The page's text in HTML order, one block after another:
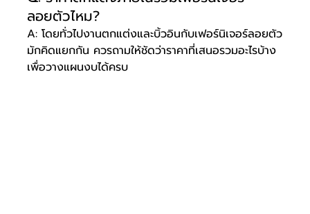
ลอยตัวไหม?
A: โดยทั่วไปงานตกแต่งและบิ้วอินกับเฟอร์นิเจอร์ลอยตัว
มักคิดแยกกัน ควรถามให้ชัดว่าราคาที่เสนอรวมอะไรบ้าง
เพื่อวางแผนงบได้ครบ